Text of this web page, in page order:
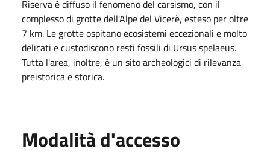
Riserva è diffuso il fenomeno del carsismo, con il
complesso di grotte dell'Alpe del Vicerè, esteso per oltre
7 km. Le grotte ospitano ecosistemi eccezionali e molto
delicati e custodiscono resti fossili di Ursus spelaeus.
Tutta l'area, inoltre, è un sito archeologici di rilevanza
preistorica e storica.
Modalità d'accesso